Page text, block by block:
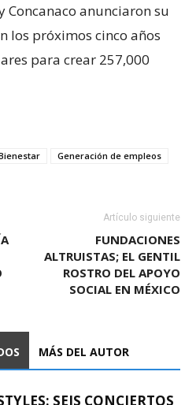
Concanaco anunciaron su
los próximos cinco años
para crear 257,000
Generación de empleos
Artículo siguiente
FUNDACIONES
ALTRUISTAS; EL GENTIL
ROSTRO DEL APOYO
SOCIAL EN MÉXICO
MÁS DEL AUTOR
SEIS CONCIERTOS